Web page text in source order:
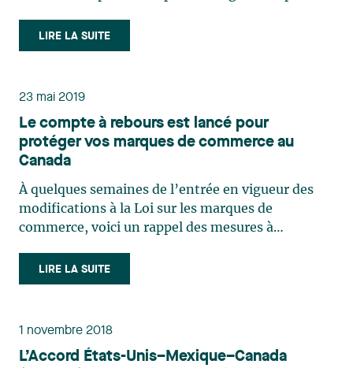
qui créent de la confusion avec des marques qui
sont déjà enregistrées ou qui font l’objet d’une
LIRE LA SUITE
23 mai 2019
Le compte à rebours est lancé pour
protéger vos marques de commerce au
Canada
À quelques semaines de l’entrée en vigueur des
modifications à la Loi sur les marques de
commerce, voici un rappel des mesures à
droits et économiser sur les frais. Mesures
Avantages Renouvelez vos enregistrements et
LIRE LA SUITE
1 novembre 2018
L’Accord États-Unis–Mexique–Canada